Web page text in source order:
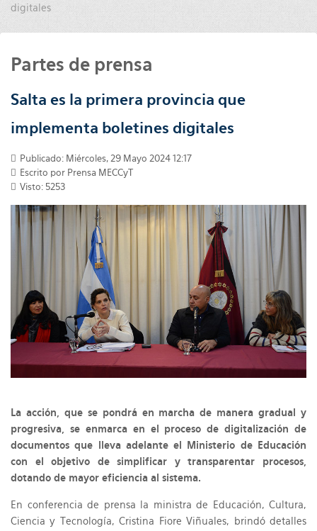
digitales
Partes de prensa
Salta es la primera provincia que
implementa boletines digitales
Publicado: Miércoles, 29 Mayo 2024 12:17
Escrito por Prensa MECCyT
Visto: 5253
La acción, que se pondrá en marcha de manera gradual y
progresiva, se enmarca en el proceso de digitalización de
documentos que lleva adelante el Ministerio de Educación
con el objetivo de simplificar y transparentar procesos,
dotando de mayor eficiencia al sistema.
En conferencia de prensa la ministra de Educación, Cultura,
Ciencia y Tecnología, Cristina Fiore Viñuales, brindó detalles